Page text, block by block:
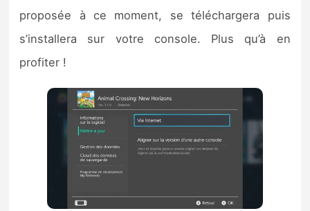
proposée à ce moment, se téléchargera puis
s’installera sur votre console. Plus qu’à en
profiter !